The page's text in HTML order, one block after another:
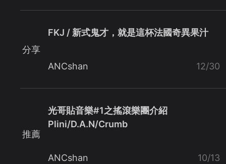
分享
FKJ / 新式鬼才，就是這杯法國奇異果汁
ANCshan 12/30
推薦
光哥貼音樂#1之搖滾樂團介紹
Plini/D.A.N/Crumb
ANCshan 10/13